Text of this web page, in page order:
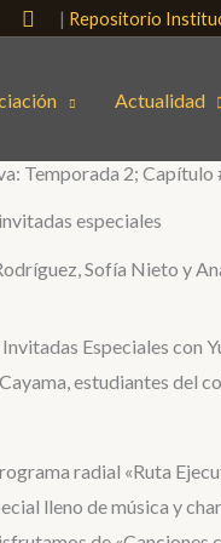
Buscar
| Repositorio
Actualidad
Temporada 2; Capítulo
especiales
Sofía Nieto y
Especiales con
estudiantes del
radial «Ruta
lleno de música y